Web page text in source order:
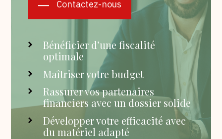
Contactez-nous
Bénéficier d’une fiscalité
optimale
Maîtriser votre budget
Rassurer vos partenaires
financiers avec un dossier solide
Développer votre efficacité avec
du matériel adapté